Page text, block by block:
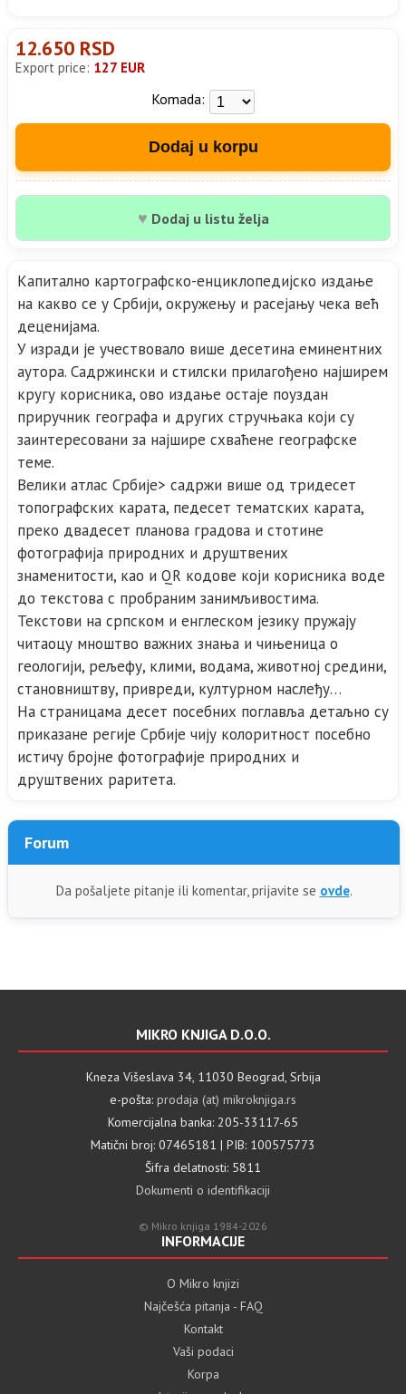
12.650 RSD
Export price: 127 EUR
Komada:
Dodaj u korpu
♥ Dodaj u listu želja
Капитално картографско-енциклопедијско издање
на какво се у Србији, окружењу и расејању чека већ
деценијама.
У изради је учествовало више десетина еминентних
аутора. Садржински и стилски прилагођено најширем
кругу корисника, ово издање остаје поуздан
приручник географa и других стручњака који су
заинтересовани за најшире схваћене географске
теме.
Велики атлас Србије> садржи више од тридесет
топографских карата, педесет тематских карата,
преко двадесет планова градова и стотине
фотографија природних и друштвених
знаменитости, као и QR кодове који корисника воде
до текстова с пробраним занимљивостима.
Текстови на српском и енглеском језику пружају
читаоцу мноштво важних знања и чињеница о
геологији, рељефу, клими, водама, животној средини,
становништву, привреди, културном наслеђу…
На страницама десет посебних поглавља детаљно су
приказане регије Србије чију колоритност посебно
истичу бројне фотографије природних и
друштвених раритета.
Forum
Da pošaljete pitanje ili komentar, prijavite se ovde.
MIKRO KNJIGA D.O.O.
Kneza Višeslava 34, 11030 Beograd, Srbija
e-pošta: prodaja (at) mikroknjiga.rs
Komercijalna banka: 205-33117-65
Matični broj: 07465181 | PIB: 100575773
Šifra delatnosti: 5811
Dokumenti o identifikaciji
© Mikro knjiga 1984-2026
INFORMACIJE
O Mikro knjizi
Najčešća pitanja - FAQ
Kontakt
Vaši podaci
Korpa